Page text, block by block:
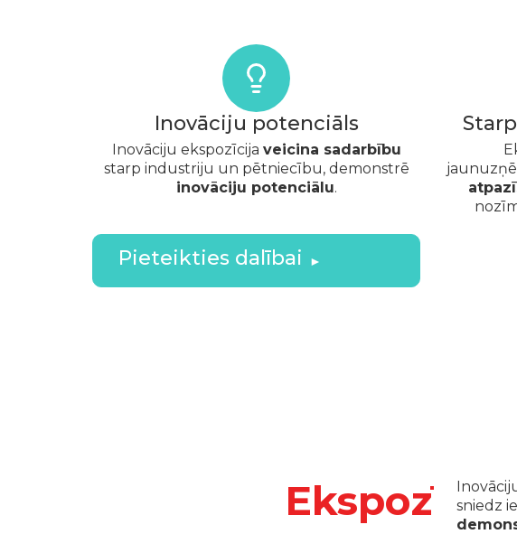
Inovāciju potenciāls
Inovāciju ekspozīcija veicina sadarbību
starp industriju un pētniecību, demonstrē
inovāciju potenciālu.
Pieteikties dalībai
Ekspozīcija
sniedz